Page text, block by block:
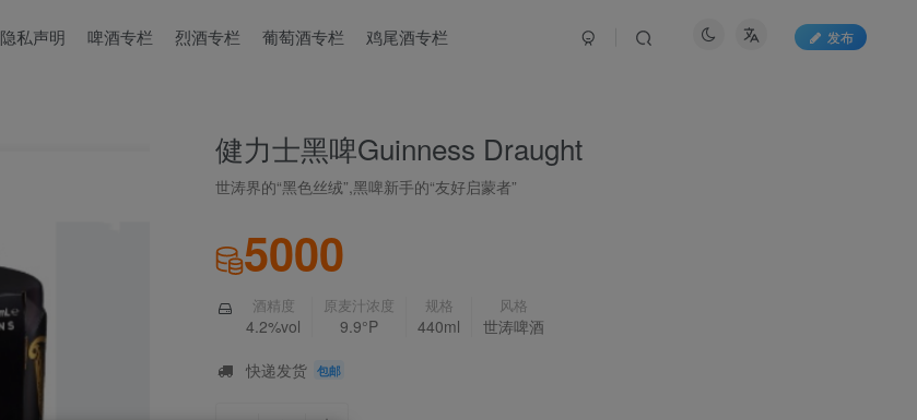
隐私声明 啤酒专栏 烈酒专栏 葡萄酒专栏 鸡尾酒专栏 发布
健力士黑啤Guinness Draught‌
世涛界的“黑色丝绒”,黑啤新手的“友好启蒙者”
5000
酒精度
4.2%vol
原麦汁浓度
9.9°P
规格
440ml
风格
世涛啤酒
快递发货 包邮